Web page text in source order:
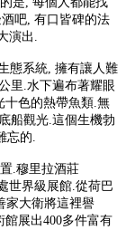
吧, 有口皆碑的法
演出.
態系統, 擁有讓人難
里.水下遍布著耀眼
十色的熱帶魚類.無
船觀光.這個生機勃
忘的.
.穆里拉酒莊
世界級展館.從荷巴
家大衛將這裡譽
展出400多件富有